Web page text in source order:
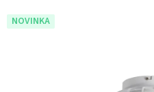
0,0
NOVINKA